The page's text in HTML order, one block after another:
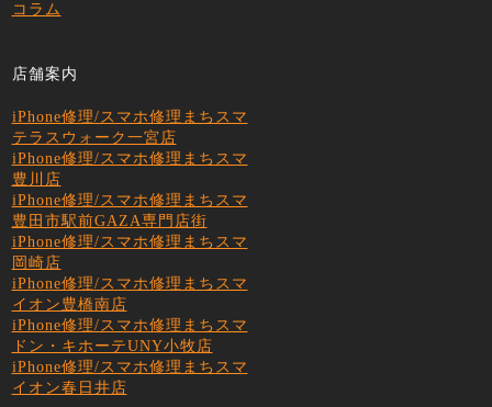
コラム
店舗案内
iPhone修理/スマホ修理まちスマ
テラスウォーク一宮店
iPhone修理/スマホ修理まちスマ
豊川店
iPhone修理/スマホ修理まちスマ
豊田市駅前GAZA専門店街
iPhone修理/スマホ修理まちスマ
岡崎店
iPhone修理/スマホ修理まちスマ
イオン豊橋南店
iPhone修理/スマホ修理まちスマ
ドン・キホーテUNY小牧店
iPhone修理/スマホ修理まちスマ
イオン春日井店